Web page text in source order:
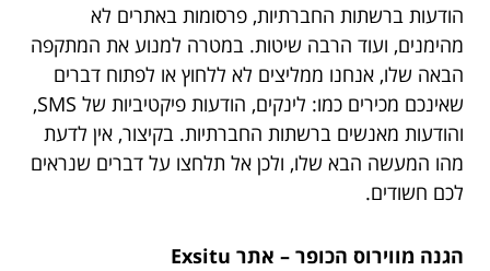
הודעות ברשתות החברתיות, פרסומות באתרים לא
מהימנים, ועוד הרבה שיטות. במטרה למנוע את המתקפה
הבאה שלו, אנחנו ממליצים לא ללחוץ או לפתוח דברים
שאינכם מכירים כמו: לינקים, הודעות פיקטיביות של SMS,
והודעות מאנשים ברשתות החברתיות. בקיצור, אין לדעת
מהו המעשה הבא שלו, ולכן אל תלחצו על דברים שנראים
לכם חשודים.
הגנה מווירוס הכופר – אתר Exsitu